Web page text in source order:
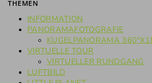
THEMEN
INFORMATION
PANORAMAFOTOGRAFIE
KUGELPANORAMA
VIRTUELLE TOUR
VIRTUELLER RUNDGANG
LUFTBILD